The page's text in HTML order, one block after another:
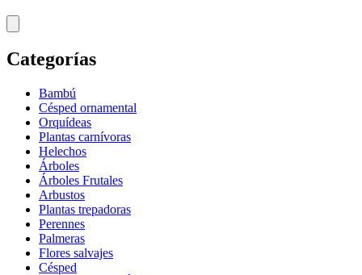
Categorías
Bambú
Césped ornamental
Orquídeas
Plantas carnívoras
Helechos
Árboles
Árboles Frutales
Arbustos
Plantas trepadoras
Perennes
Palmeras
Flores salvajes
Césped